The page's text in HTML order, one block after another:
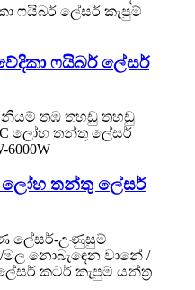
ෆයිබර් ලේසර්
ලෝහ තන්තු ලේසර්